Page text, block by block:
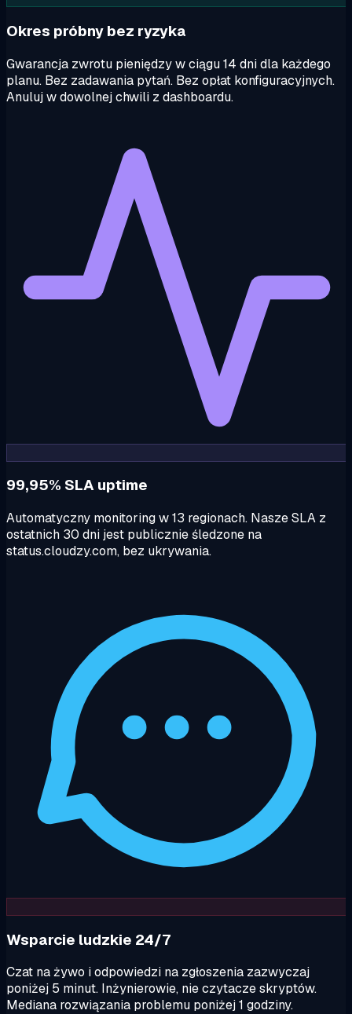
Okres próbny bez ryzyka
Gwarancja zwrotu pieniędzy w ciągu 14 dni dla każdego
planu. Bez zadawania pytań. Bez opłat konfiguracyjnych.
Anuluj w dowolnej chwili z dashboardu.
99,95% SLA uptime
Automatyczny monitoring w 13 regionach. Nasze SLA z
ostatnich 30 dni jest publicznie śledzone na
status.cloudzy.com, bez ukrywania.
Wsparcie ludzkie 24/7
Czat na żywo i odpowiedzi na zgłoszenia zazwyczaj
poniżej 5 minut. Inżynierowie, nie czytacze skryptów.
Mediana rozwiązania problemu poniżej 1 godziny.